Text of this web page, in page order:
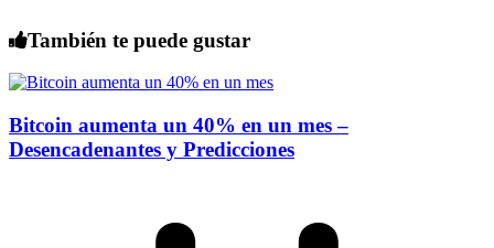
También te puede gustar
Bitcoin aumenta un 40% en un mes –
Desencadenantes y Predicciones